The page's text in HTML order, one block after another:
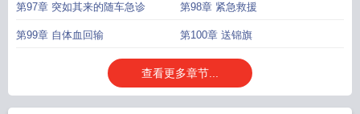
第97章 突如其来的随车急诊 第98章 紧急救援
第99章 自体血回输 第100章 送锦旗
查看更多章节...